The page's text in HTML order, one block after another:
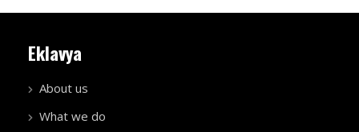
Eklavya
About us
What we do